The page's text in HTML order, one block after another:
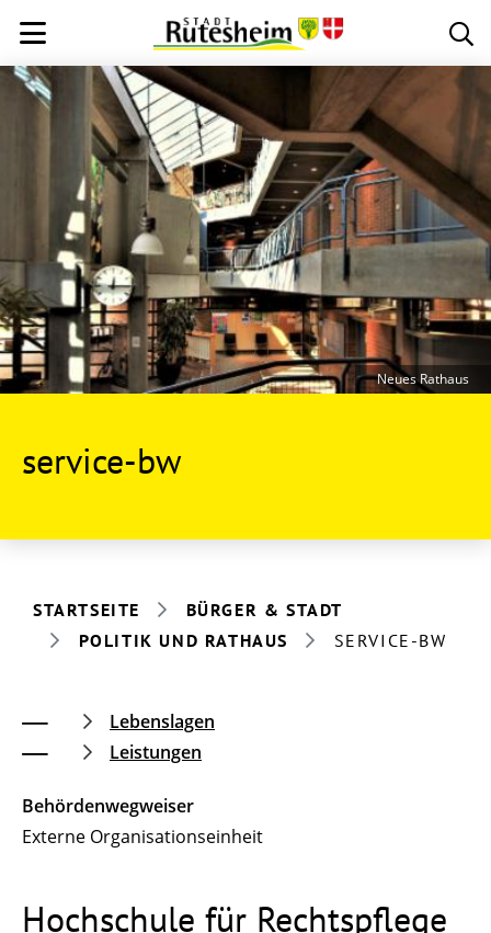
service-bw
Neues Rathaus
STARTSEITE
BÜRGER & STADT
POLITIK UND RATHAUS
SERVICE-BW
Lebenslagen
Leistungen
Behördenwegweiser
Externe Organisationseinheit
Hochschule für Rechtspflege